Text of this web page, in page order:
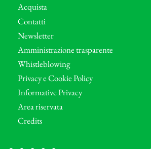
Acquista
Contatti
Newsletter
Amministrazione trasparente
Whistleblowing
Privacy e Cookie Policy
Informative Privacy
Area riservata
Credits